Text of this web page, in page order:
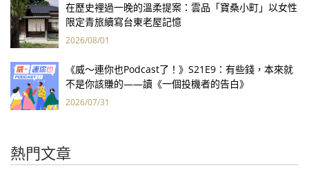
在歷史裡過一晚的溫柔提案：雲品「寶桑小町」以女性
限定青旅續寫台東老屋記憶
2026/08/01
《威～連你也Podcast了！》S21E9：有些錢，本來就
不是你該賺的——讀《一個投機者的告白》
2026/07/31
熱門文章